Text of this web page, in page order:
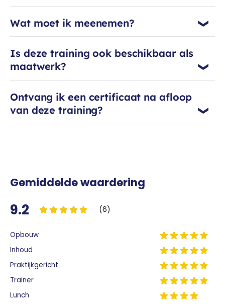
handen naar huis, maar met je eigen
eindproduct.
Wat moet ik meenemen?
Is deze training ook beschikbaar als
maatwerk?
Ontvang ik een certificaat na afloop
van deze training?
Gemiddelde waardering
9.2 (6)
Opbouw
Inhoud
Praktijkgericht
Trainer
Lunch